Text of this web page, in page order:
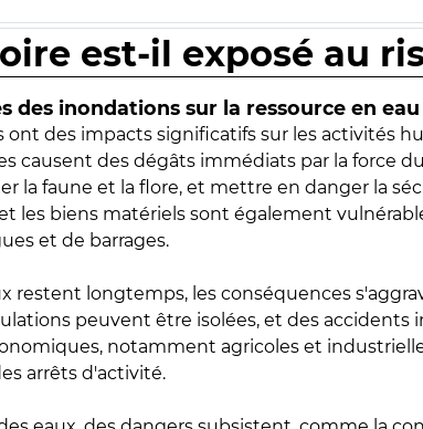
est-il exposé au
des inondations sur la ressource en eau
ont des impacts significatifs sur les activités
causent des dégâts immédiats par la force
la faune et la flore, et mettre en danger la
les biens matériels sont également
et de barrages.
restent longtemps, les conséquences
peuvent être isolées, et des accidents
notamment agricoles et
arrêts d'activité.